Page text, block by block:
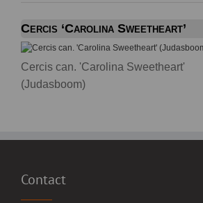
Cercis ‘Carolina Sweetheart’
Cercis can. 'Carolina Sweetheart'
(Judasboom)
Contact